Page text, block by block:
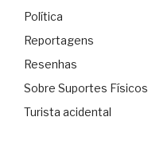
Política
Reportagens
Resenhas
Sobre Suportes Físicos
Turista acidental